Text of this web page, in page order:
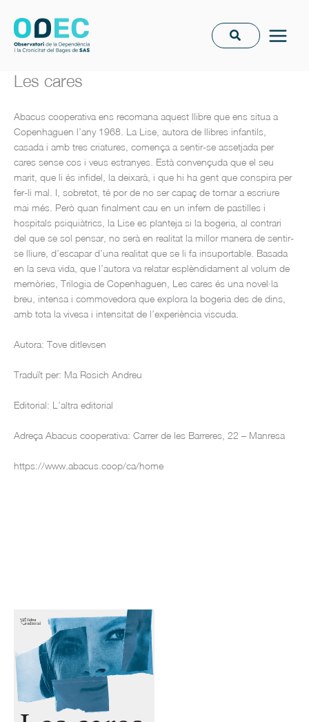
contingut
Les cares
Abacus cooperativa ens recomana aquest llibre que ens situa a
Copenhaguen l’any 1968. La Lise, autora de llibres infantils,
casada i amb tres criatures, comença a sentir-se assetjada per
cares sense cos i veus estranyes. Està convençuda que el seu
marit, que li és infidel, la deixarà, i que hi ha gent que conspira per
fer-li mal. I, sobretot, té por de no ser capaç de tornar a escriure
mai més. Però quan finalment cau en un infern de pastilles i
hospitals psiquiàtrics, la Lise es planteja si la bogeria, al contrari
del que se sol pensar, no serà en realitat la millor manera de sentir-
se lliure, d’escapar d’una realitat que se li fa insuportable. Basada
en la seva vida, que l’autora va relatar esplèndidament al volum de
memòries, Trilogia de Copenhaguen, Les cares és una novel·la
breu, intensa i commovedora que explora la bogeria des de dins,
amb tota la vivesa i intensitat de l’experiència viscuda.
Autora: Tove ditlevsen
Traduït per: Ma Rosich Andreu
Editorial: L’altra editorial
Adreça Abacus cooperativa: Carrer de les Barreres, 22 – Manresa
https://www.abacus.coop/ca/home